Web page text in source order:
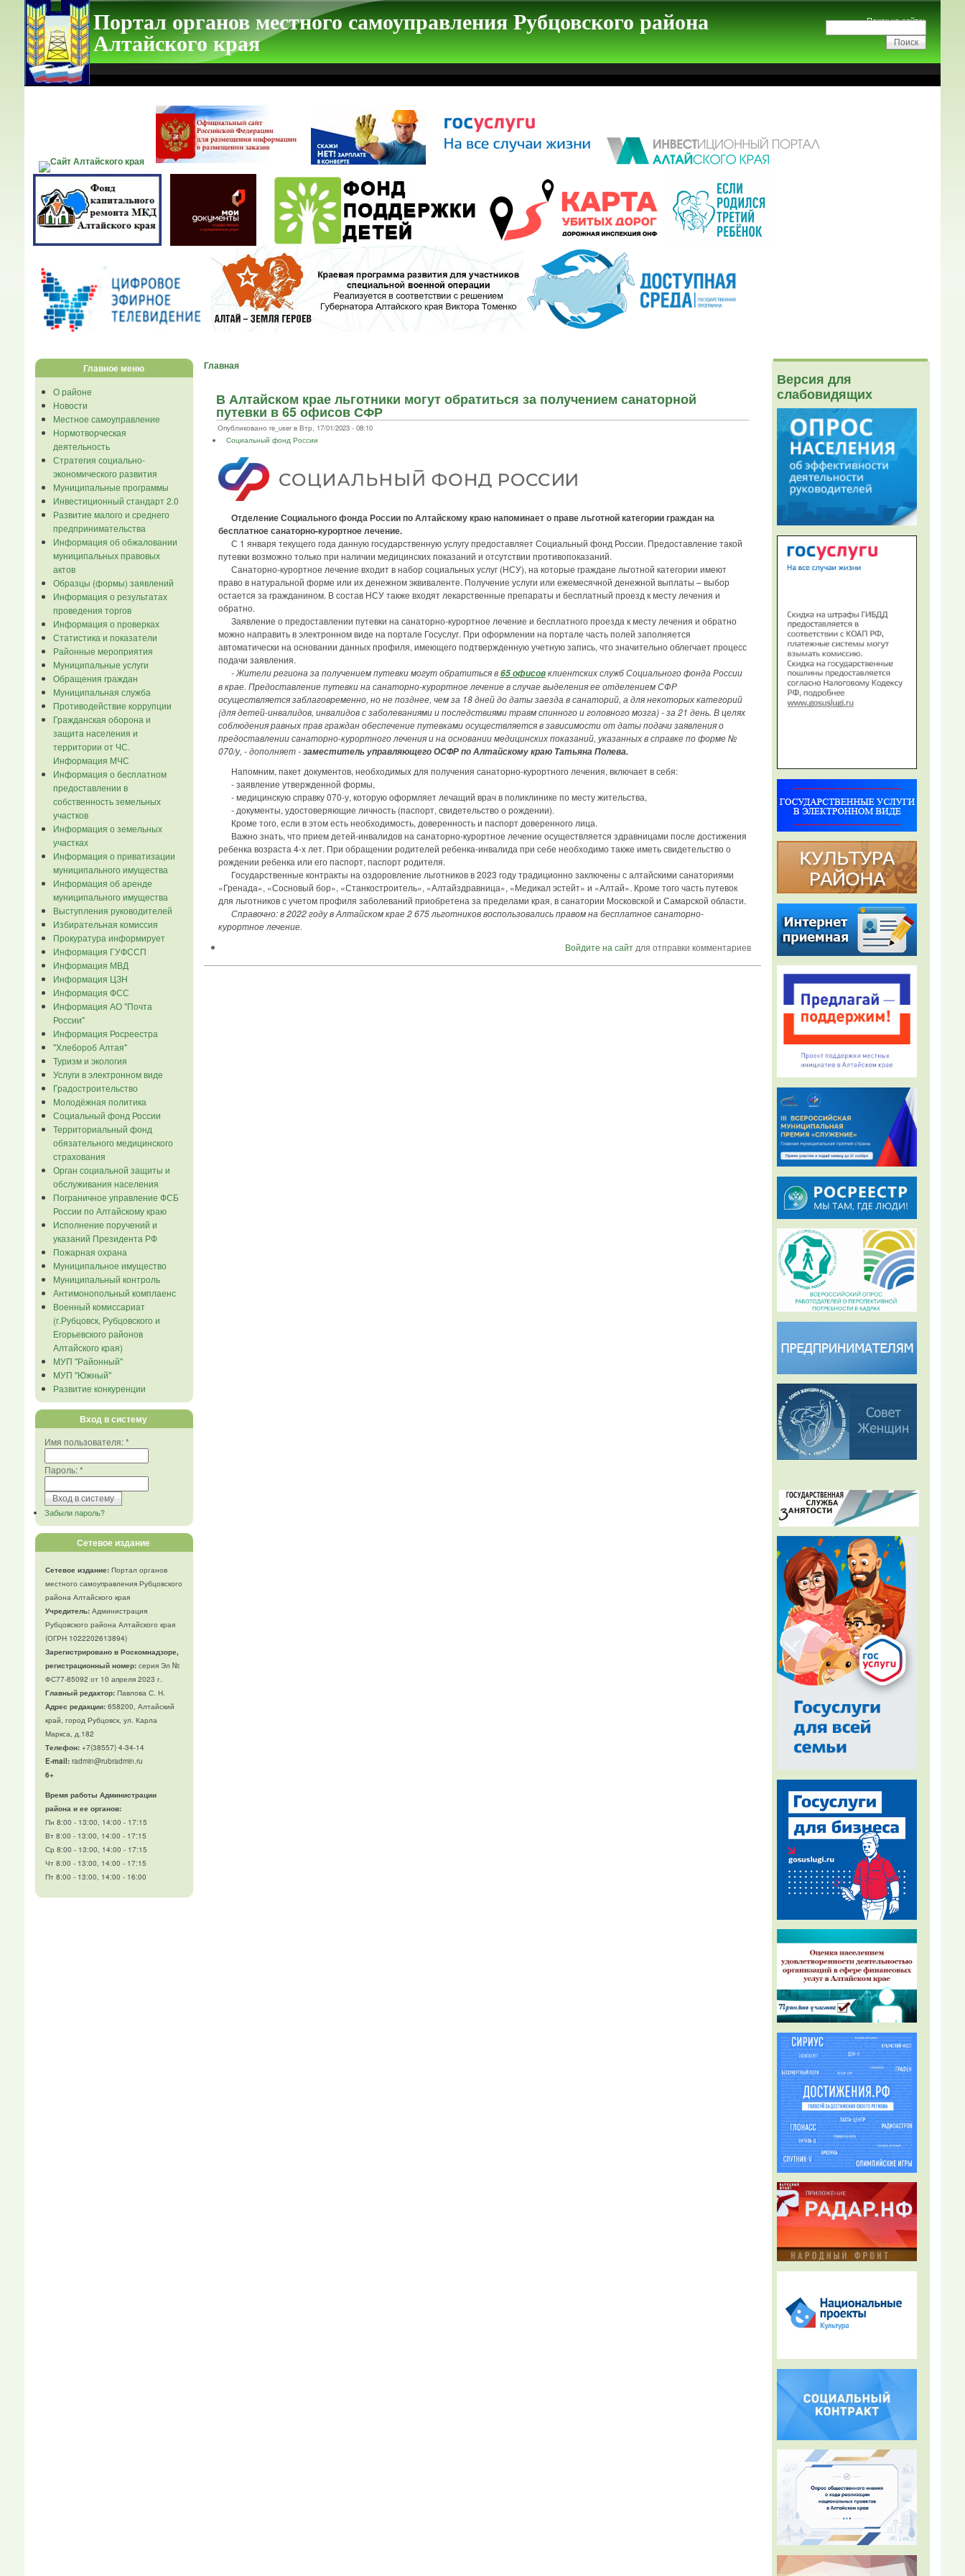
Портал органов местного самоуправления Рубцовского района
Алтайского края
Поиск на сайте:
Главное меню
О районе
Новости
Местное самоуправление
Нормотворческая
деятельность
Стратегия социально-
экономического развития
Муниципальные программы
Инвестиционный стандарт 2.0
Развитие малого и среднего
предпринимательства
Информация об обжаловании
муниципальных правовых
актов
Образцы (формы) заявлений
Информация о результатах
проведения торгов
Информация о проверках
Статистика и показатели
Районные мероприятия
Муниципальные услуги
Обращения граждан
Муниципальная служба
Противодействие коррупции
Гражданская оборона и
защита населения и
территории от ЧС.
Информация МЧС
Информация о бесплатном
предоставлении в
собственность земельных
участков
Информация о земельных
участках
Информация о приватизации
муниципального имущества
Информация об аренде
муниципального имущества
Выступления руководителей
Избирательная комиссия
Прокуратура информирует
Информация ГУФССП
Информация МВД
Информация ЦЗН
Информация ФСС
Информация АО "Почта
России"
Информация Росреестра
"Хлебороб Алтая"
Туризм и экология
Услуги в электронном виде
Градостроительство
Молодёжная политика
Социальный фонд России
Территориальный фонд
обязательного медицинского
страхования
Орган социальной защиты и
обслуживания населения
Пограничное управление ФСБ
России по Алтайскому краю
Исполнение поручений и
указаний Президента РФ
Пожарная охрана
Муниципальное имущество
Муниципальный контроль
Антимонопольный комплаенс
Военный комиссариат
(г.Рубцовск, Рубцовского и
Егорьевского районов
Алтайского края)
МУП "Районный"
МУП "Южный"
Развитие конкуренции
Вход в систему
Имя пользователя:*
Пароль:*
Забыли пароль?
Сетевое издание
Сетевое издание:Портал органов
местного самоуправления Рубцовского
района Алтайского края
Учредитель:Администрация
Рубцовского района Алтайского края
(ОГРН 1022202613894)
Зарегистрировано в Роскомнадзоре,
регистрационный номер:серия Эл №
ФС77-85092 от 10 апреля 2023 г.
Главный редактор:Павлова С. Н.
Адрес редакции:658200, Алтайский
край, город Рубцовск, ул. Карла
Маркса, д.182
Телефон:+7(38557) 4-34-14
E-mail:radmin@rubradmin.ru
6+
Время работы Администрации
района и ее органов:
Пн 8:00 - 13:00, 14:00 - 17:15
Вт 8:00 - 13:00, 14:00 - 17:15
Ср 8:00 - 13:00, 14:00 - 17:15
Чт 8:00 - 13:00, 14:00 - 17:15
Пт 8:00 - 13:00, 14:00 - 16:00
Главная
В Алтайском крае льготники могут обратиться за получением санаторной
путевки в 65 офисов СФР
Опубликовано re_user в Втр, 17/01/2023 - 08:10
Социальный фонд России
Отделение Социального фонда России по Алтайскому краю напоминает о праве льготной категории граждан на
бесплатное санаторно-курортное лечение.
С 1 января текущего года данную государственную услугу предоставляет Социальный фонд России. Предоставление такой
путевки возможно только при наличии медицинских показаний и отсутствии противопоказаний.
Санаторно-курортное лечение входит в набор социальных услуг (НСУ), на которые граждане льготной категории имеют
право в натуральной форме или их денежном эквиваленте. Получение услуги или ежемесячной денежной выплаты – выбор
остается за гражданином. В состав НСУ также входят лекарственные препараты и бесплатный проезд к месту лечения и
обратно.
Заявление о предоставлении путевки на санаторно-курортное лечение и бесплатного проезда к месту лечения и обратно
можно направить в электронном виде на портале Госуслуг. При оформлении на портале часть полей заполняется
автоматически на основании данных профиля, имеющего подтвержденную учетную запись, что значительно облегчает процесс
подачи заявления.
- Жители региона за получением путевки могут обратиться в65 офисовклиентских служб Социального фонда России
в крае. Предоставление путевки на санаторно-курортное лечение в случае выделения ее отделением СФР
осуществляется заблаговременно, но не позднее, чем за 18 дней до даты заезда в санаторий, а для некоторых категорий
(для детей-инвалидов, инвалидов с заболеваниями и последствиями травм спинного и головного мозга) - за 21 день. В целях
соблюдения равных прав граждан обеспечение путевками осуществляется в зависимости от даты подачи заявления о
предоставлении санаторно-курортного лечения и на основании медицинских показаний, указанных в справке по форме №
070/у, - дополняет -заместитель управляющего ОСФР по Алтайскому краю Татьяна Полева.
Напомним, пакет документов, необходимых для получения санаторно-курортного лечения, включает в себя:
- заявление утвержденной формы,
- медицинскую справку 070-у, которую оформляет лечащий врач в поликлинике по месту жительства,
- документы, удостоверяющие личность (паспорт, свидетельство о рождении).
Кроме того, если в этом есть необходимость, доверенность и паспорт доверенного лица.
Важно знать, что прием детей-инвалидов на санаторно-курортное лечение осуществляется здравницами после достижения
ребенка возраста 4-х лет. При обращении родителей ребенка-инвалида при себе необходимо также иметь свидетельство о
рождении ребенка или его паспорт, паспорт родителя.
Государственные контракты на оздоровление льготников в 2023 году традиционно заключены с алтайскими санаториями
«Гренада», «Сосновый бор», «Станкостроитель», «Алтайздравница», «Медикал эстейт» и «Алтай». Кроме того часть путевок
для льготников с учетом профиля заболеваний приобретена за пределами края, в санатории Московской и Самарской области.
Справочно: в 2022 году в Алтайском крае 2 675 льготников воспользовались правом на бесплатное санаторно-
курортное лечение.
Войдите на сайтдля отправки комментариев
Версия для
слабовидящих